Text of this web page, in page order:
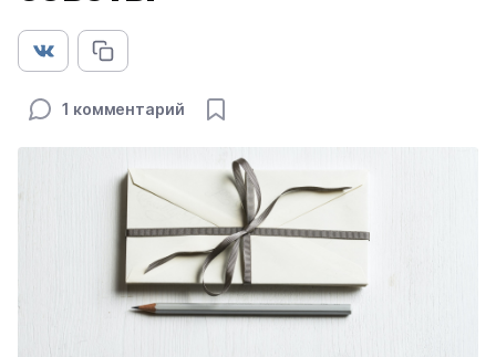
1 комментарий